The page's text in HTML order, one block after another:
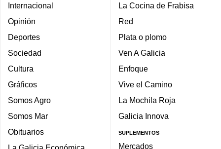
Internacional
Opinión
Deportes
Sociedad
Cultura
Gráficos
Somos Agro
Somos Mar
Obituarios
La Cocina de Frabisa
Red
Plata o plomo
Ven A Galicia
Enfoque
Vive el Camino
La Mochila Roja
Galicia Innova
SUPLEMENTOS
Mercados